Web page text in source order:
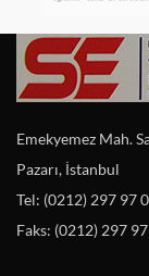
Emekyemez Mah.
Pazarı, İstanbul
Tel: (0212) 297 97
Faks: (0212) 297